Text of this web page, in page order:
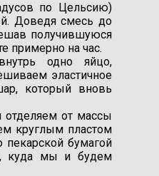
по Цельсию)
Доведя смесь до
получившуюся
примерно на час.
одно яйцо,
эластичное
который вновь
от массы
круглым пластом
бумагой
куда мы и будем